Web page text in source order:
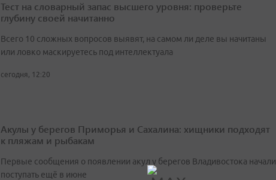
Тест на словарный запас высшего уровня: проверьте
глубину своей начитанно
Всего 10 сложных вопросов выявят, на самом ли деле вы начитаны
или ловко маскируетесь под интеллектуала
сегодня, 12:20
Акулы у берегов Приморья и Сахалина: хищники подходят
к пляжам и рыбакам
Первые сообщения о появлении акул у берегов Владивостока начали
поступать ещё в июне